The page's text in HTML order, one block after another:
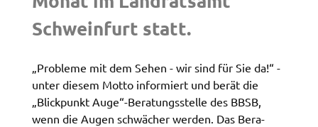
Schwein­furt statt.
„Proble­me mit dem Sehen - wir sind für Sie da!“ -
unter diesem Motto infor­miert und berät die
„Blick­punkt Auge“-Bera­tungs­stel­le des BBSB,
wenn die Augen schwä­cher werden. Das Bera­
Zweck:
Speicherung Einwilligung Datenschutzhinweise
1 Jahr
Frontend Benutzer